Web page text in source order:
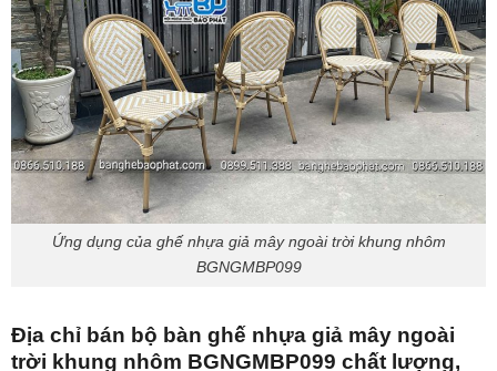
Ứng dụng của ghế nhựa giả mây ngoài trời khung nhôm
BGNGMBP099
Địa chỉ bán bộ bàn ghế nhựa giả mây ngoài
trời khung nhôm BGNGMBP099 chất lượng,